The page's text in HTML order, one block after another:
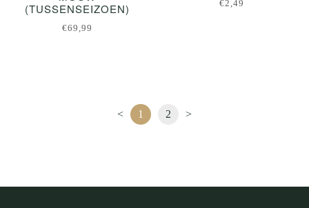
(TUSSENSEIZOEN)
€69,99
€2,49
< 1 2 >